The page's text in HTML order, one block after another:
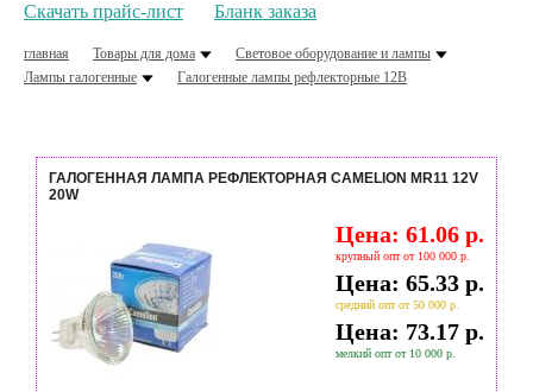
Скачать прайс-лист Бланк заказа
главная Товары для дома
Световое оборудование и лампы
Лампы галогенные
Галогенные лампы рефлекторные 12В
ГАЛОГЕННАЯ ЛАМПА РЕФЛЕКТОРНАЯ CAMELION MR11 12V
20W
Цена: 61.06 р.
крупный опт от 100 000 р.
Цена: 65.33 р.
средний опт от 50 000 р.
Цена: 73.17 р.
мелкий опт от 10 000 р.